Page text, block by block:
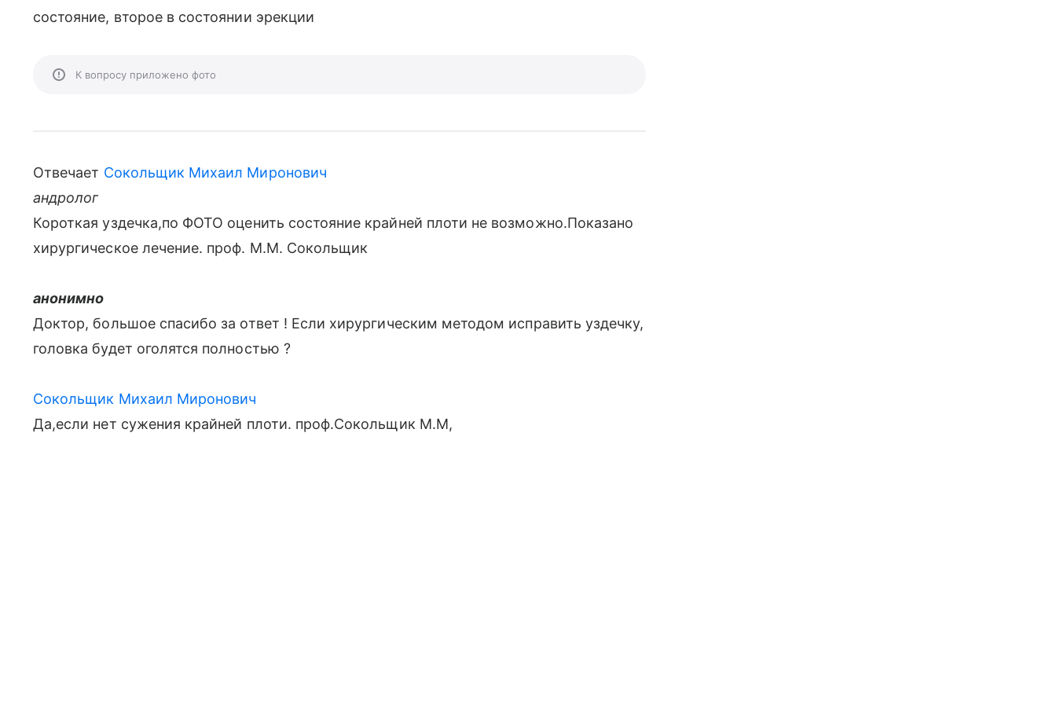
состояние, второе в состоянии эрекции
К вопросу приложено фото
Отвечает Сокольщик Михаил Миронович
андролог
Короткая уздечка,по ФОТО оценить состояние крайней плоти не возможно.Показано
хирургическое лечение. проф. М.М. Сокольщик
анонимно
Доктор, большое спасибо за ответ ! Если хирургическим методом исправить уздечку,
головка будет оголятся полностью ?
Сокольщик Михаил Миронович
Да,если нет сужения крайней плоти. проф.Сокольщик М.М,